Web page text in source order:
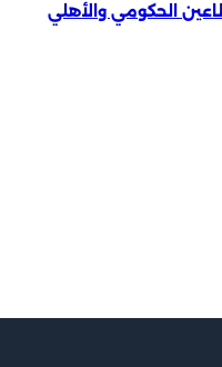
الحكومي والأهلي